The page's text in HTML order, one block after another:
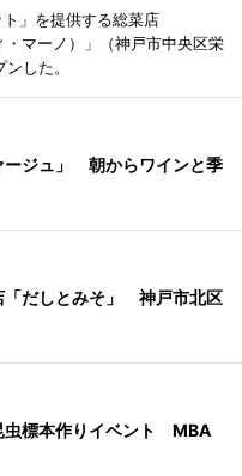
」を提供する総菜店
マーノ）」（神戸市中央区栄
した。
ージュ」 朝からワインと季
「だしとみそ」 神戸市北区
虫標本作りイベント MBA